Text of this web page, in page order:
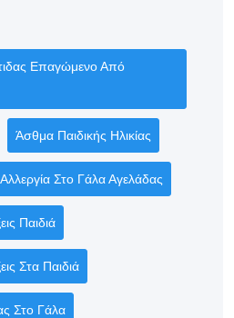
Επαγώμενο Από
Άσθμα Παιδικής Ηλικίας
Αλλεργία Στο Γάλα Αγελάδας
Παιδιά
Στα Παιδιά
Στο Γάλα